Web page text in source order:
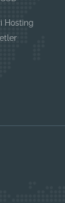
Hosting